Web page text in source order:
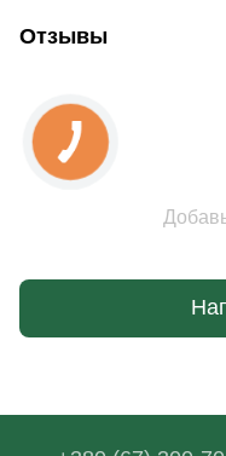
Отзывы